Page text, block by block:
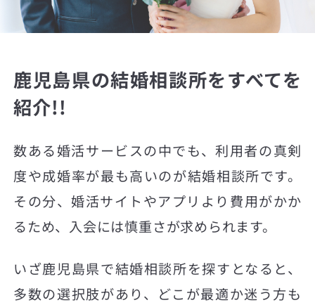
鹿児島県の結婚相談所をすべてを
紹介!!
数ある婚活サービスの中でも、利用者の真剣
度や成婚率が最も高いのが結婚相談所です。
その分、婚活サイトやアプリより費用がかか
るため、入会には慎重さが求められます。
いざ鹿児島県で結婚相談所を探すとなると、
多数の選択肢があり、どこが最適か迷う方も